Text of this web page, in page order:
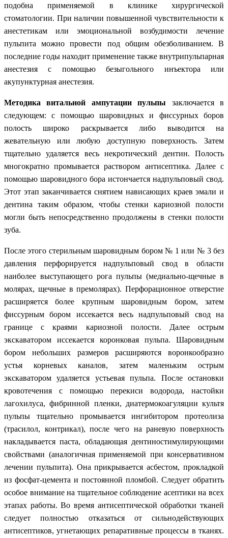
подобна применяемой в клинике хирургической
стоматологии. При наличии повышенной чувствительности к
анестетикам или эмоциональной возбудимости лечение
пульпита можно провести под общим обезболиванием. В
последние годы находит применение также внутрипульпарная
анестезия с помощью безыгольного инъектора или
акупунктурная анестезия.
Методика витальной ампутации пульпы заключается в
следующем: с помощью шаровидных и фиссурных боров
полость широко раскрывается либо выводится на
жевательную или любую доступную поверхность. Затем
тщательно удаляется весь некротический дентин. Полость
многократно промывается раствором антисептика. Далее с
помощью шаровидного бора истончается надпульповый свод.
Этот этап заканчивается снятием нависающих краев эмали и
дентина таким образом, чтобы стенки кариозной полости
могли быть непосредственно продолжены в стенки полости
зуба.
После этого стерильным шаровидным бором № 1 или № 3 без
давления перфорируется надпульповый свод в области
наиболее выступающего рога пульпы (медиально-щечные в
молярах, щечные в премолярах). Перфорационное отверстие
расширяется более крупным шаровидным бором, затем
фиссурным бором иссекается весь надпульповый свод на
границе с краями кариозной полости. Далее острым
экскаватором иссекается коронковая пульпа. Шаровидным
бором небольших размеров расширяются воронкообразно
устья корневых каналов, затем маленьким острым
экскаватором удаляется устьевая пульпа. После остановки
кровотечения с помощью перекиси водорода, настойки
лагохилуса, фибринной пленки, диатермокоагуляции культя
пульпы тщательно промывается ингибитором протеолиза
(трасилол, контрикал), после чего на раневую поверхность
накладывается паста, обладающая дентиностимулирующими
свойствами (аналогичная применяемой при консервативном
лечении пульпита). Она прикрывается асбестом, прокладкой
из фосфат-цемента и постоянной пломбой. Следует обратить
особое внимание на тщательное соблюдение асептики на всех
этапах работы. Во время антисептической обработки тканей
следует полностью отказаться от сильнодействующих
антисептиков, угнетающих репаративные процессы в тканях.